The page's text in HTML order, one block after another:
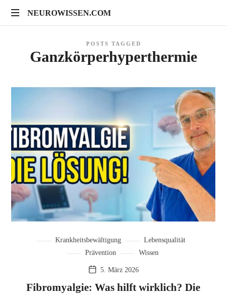
NEUROWISSEN.COM
NEUROWISSEN.COM
Gehirngesundheit,
POSTS TAGGED
Ganzkörperhyperthermie
Krankheitsbewältigung
Lebensqualität
Prävention
Wissen
5. März 2026
Fibromyalgie: Was hilft wirklich? Die